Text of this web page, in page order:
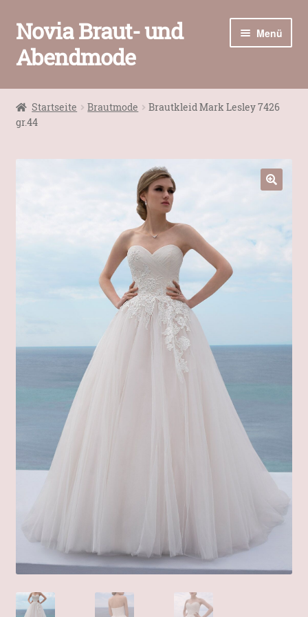
Zur
Navigation
springen
Zum
Inhalt
springen
Novia Braut- und
Abendmode
Menü
Home
Brautmode
Abendmode
Kontakt / Öffnungszeiten
öffnen
Mein Konto
Startseite Brautmode
Brautkleid Mark Lesley 7426
gr.44